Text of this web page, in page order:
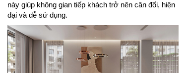
này giúp không gian tiếp khách trở nên cân đối, hiện
đại và dễ sử dụng.